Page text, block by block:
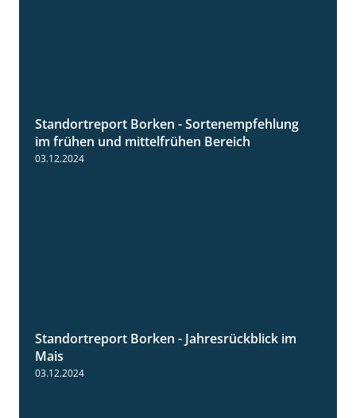
Standortreport Borken - Sortenempfehlung
im frühen und mittelfrühen Bereich
4:26
Standortreport Borken - Jahresrückblick im
Mais
03.12.2024